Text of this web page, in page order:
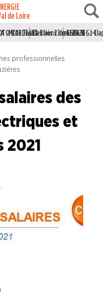
de Loire
et Gaziéres
à BORDEAUX
CMCAS Tours Blois 27 mai 2026
Elections du CSE LSI : J-1
Grille IEG :
professionnelles
des
et
2021